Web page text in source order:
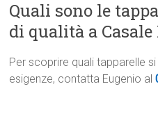
Quali sono le
di qualità a
Per scoprire quali tapparelle
esigenze, contatta Eugenio al